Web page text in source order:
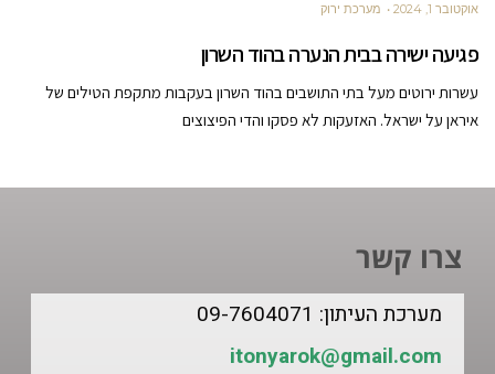
אוקטובר 1, 2024 מערכת ירוק
פגיעה ישירה בבית הנערה בהוד השרון
עשרות ירוטים מעל בתי התושבים בהוד השרון בעקבות מתקפת הטילים של
איראן על ישראל. האזעקות לא פסקו והדי הפיצוצים
צרו קשר
מערכת העיתון: 09-7604071
itonyarok@gmail.com